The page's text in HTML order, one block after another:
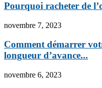
Pourquoi racheter de
novembre 7, 2023
Comment démarrer
longueur d’avance...
novembre 6, 2023